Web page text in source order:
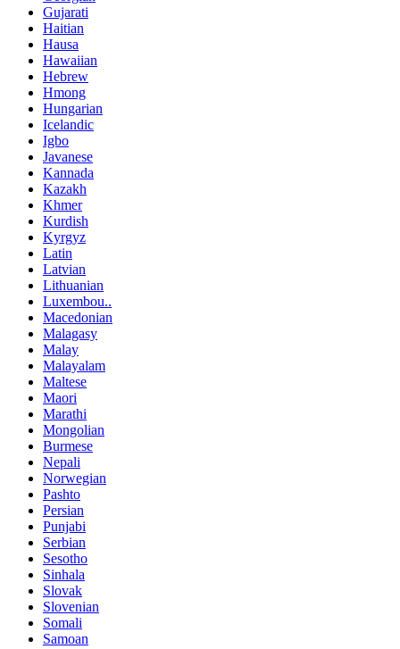
Gujarati
Haitian
Hausa
Hawaiian
Hebrew
Hmong
Hungarian
Icelandic
Igbo
Javanese
Kannada
Kazakh
Khmer
Kurdish
Kyrgyz
Latin
Latvian
Lithuanian
Luxembou..
Macedonian
Malagasy
Malay
Malayalam
Maltese
Maori
Marathi
Mongolian
Burmese
Nepali
Norwegian
Pashto
Persian
Punjabi
Serbian
Sesotho
Sinhala
Slovak
Slovenian
Somali
Samoan